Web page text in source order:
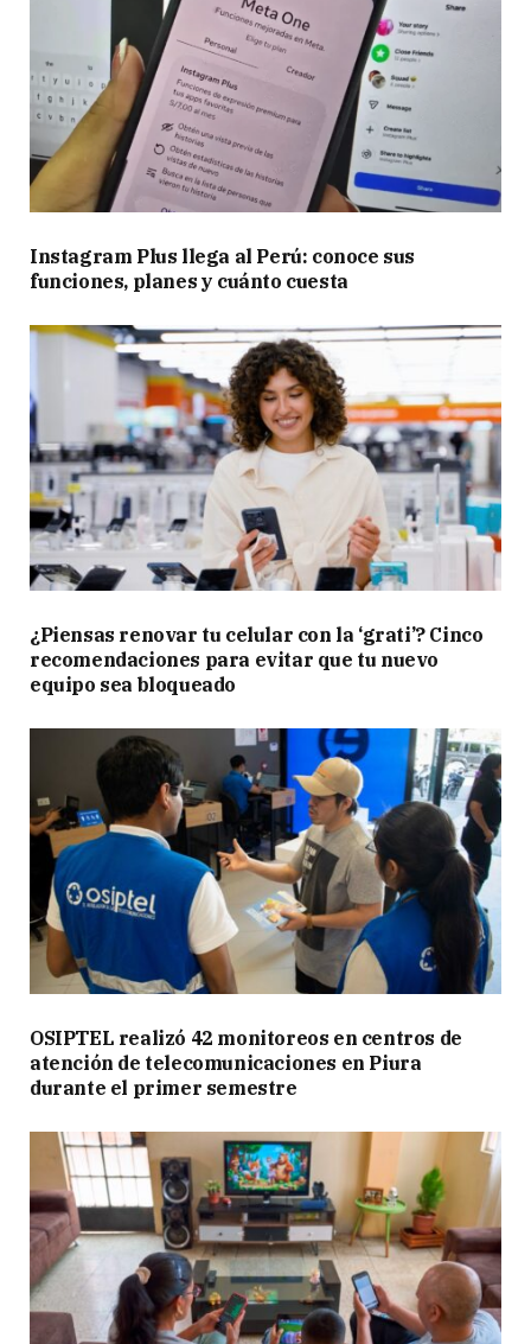
Instagram Plus llega al Perú: conoce sus
funciones, planes y cuánto cuesta
¿Piensas renovar tu celular con la ‘grati’? Cinco
recomendaciones para evitar que tu nuevo
equipo sea bloqueado
OSIPTEL realizó 42 monitoreos en centros de
atención de telecomunicaciones en Piura
durante el primer semestre